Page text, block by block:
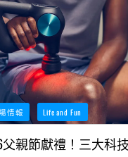
情報 Life and Fun
父親節獻禮！三大科